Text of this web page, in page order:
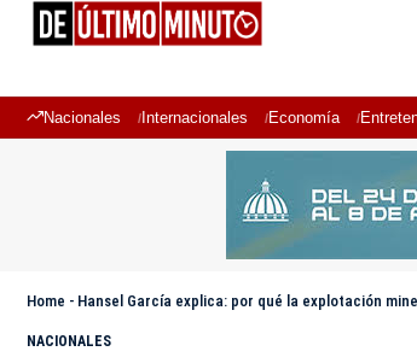
Nacionales Internacionales Economía
Home - Hansel García explica: por qué la explotación
NACIONALES